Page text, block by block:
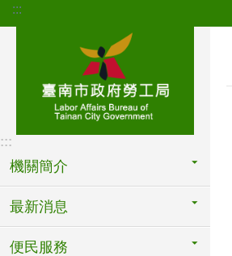
跳到主要內容區塊
:::
:::
機關簡介
最新消息
便民服務